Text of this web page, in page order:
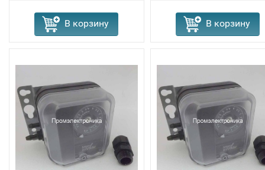
В корзину В корзину